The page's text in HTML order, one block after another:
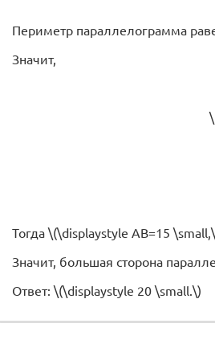
Периметр параллелограмма
Значит,
Тогда \(\displaystyle AB=15
Значит, большая сторона
Ответ: \(\displaystyle 20 \small.\)